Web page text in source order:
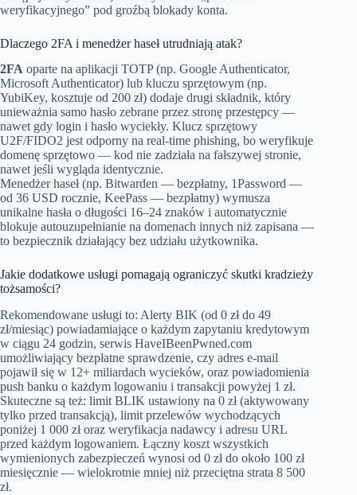
weryfikacyjnego” pod groźbą blokady konta.
Dlaczego 2FA i menedżer haseł utrudniają atak?
2FA oparte na aplikacji TOTP (np. Google Authenticator,
Microsoft Authenticator) lub kluczu sprzętowym (np.
YubiKey, kosztuje od 200 zł) dodaje drugi składnik, który
unieważnia samo hasło zebrane przez stronę przestępcy —
nawet gdy login i hasło wyciekły. Klucz sprzętowy
U2F/FIDO2 jest odporny na real-time phishing, bo weryfikuje
domenę sprzętowo — kod nie zadziała na fałszywej stronie,
nawet jeśli wygląda identycznie.
Menedżer haseł (np. Bitwarden — bezpłatny, 1Password —
od 36 USD rocznie, KeePass — bezpłatny) wymusza
unikalne hasła o długości 16–24 znaków i automatycznie
blokuje autouzupełnianie na domenach innych niż zapisana —
to bezpiecznik działający bez udziału użytkownika.
Jakie dodatkowe usługi pomagają ograniczyć skutki kradzieży
tożsamości?
Rekomendowane usługi to: Alerty BIK (od 0 zł do 49
zł/miesiąc) powiadamiające o każdym zapytaniu kredytowym
w ciągu 24 godzin, serwis HaveIBeenPwned.com
umożliwiający bezpłatne sprawdzenie, czy adres e-mail
pojawił się w 12+ miliardach wycieków, oraz powiadomienia
push banku o każdym logowaniu i transakcji powyżej 1 zł.
Skuteczne są też: limit BLIK ustawiony na 0 zł (aktywowany
tylko przed transakcją), limit przelewów wychodzących
poniżej 1 000 zł oraz weryfikacja nadawcy i adresu URL
przed każdym logowaniem. Łączny koszt wszystkich
wymienionych zabezpieczeń wynosi od 0 zł do około 100 zł
miesięcznie — wielokrotnie mniej niż przeciętna strata 8 500
zł.